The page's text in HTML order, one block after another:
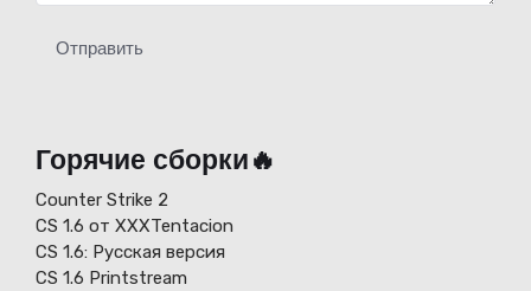
Отправить
Горячие сборки🔥
Counter Strike 2
CS 1.6 от XXXTentacion
СS 1.6: Русская версия
CS 1.6 Printstream